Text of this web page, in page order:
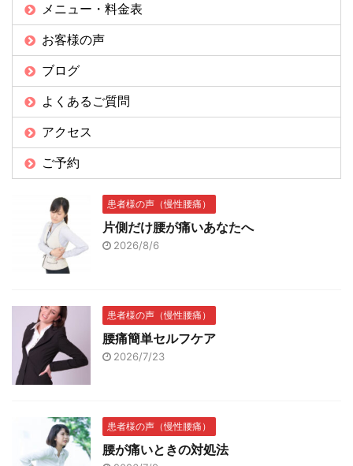
メニュー・料金表
お客様の声
ブログ
よくあるご質問
アクセス
ご予約
患者様の声（慢性腰痛）
片側だけ腰が痛いあなたへ
2026/8/6
患者様の声（慢性腰痛）
腰痛簡単セルフケア
2026/7/23
患者様の声（慢性腰痛）
腰が痛いときの対処法